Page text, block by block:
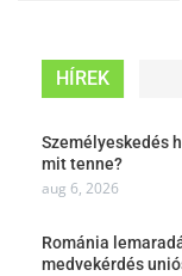
HÍREK
Személyeskedés
mit tenne?
aug 6, 2026
Románia
medvekérdés